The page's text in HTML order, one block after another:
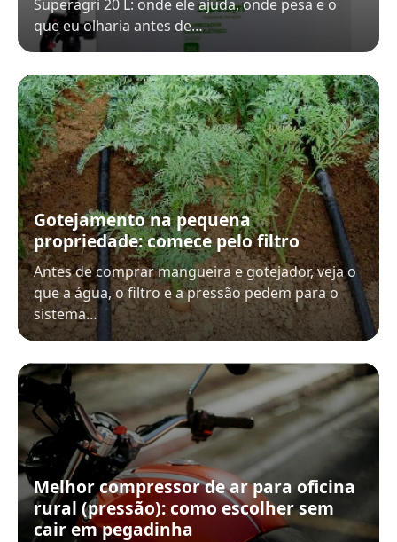
Superagri 20 L: onde ele ajuda, onde pesa e o
que eu olharia antes de…
Gotejamento na pequena
propriedade: comece pelo filtro
Antes de comprar mangueira e gotejador, veja o
que a água, o filtro e a pressão pedem para o
sistema…
Melhor compressor de ar para oficina
rural (pressão): como escolher sem
cair em pegadinha